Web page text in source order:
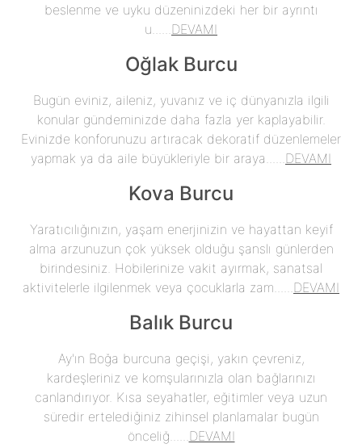
beslenme ve uyku düzeninizdeki her bir ayrıntı
u...... DEVAMI
Oğlak Burcu
Bugün eviniz, aileniz, yuvanız ve iç dünyanızla ilgili
konular gündeminizde daha fazla yer kaplayabilir.
Evinizde konforunuzu artıracak dekoratif düzenlemeler
yapmak ya da aile büyükleriyle bir araya...... DEVAMI
Kova Burcu
Yaratıcılığınızın, yaşam enerjinizin ve hayattan keyif
alma arzunuzun çok yüksek olduğu şanslı günlerden
birindesiniz. Hobilerinize vakit ayırmak, sanatsal
aktivitelerle ilgilenmek veya çocuklarla zam...... DEVAMI
Balık Burcu
Ay'ın Boğa burcuna geçişi, yakın çevreniz,
kardeşleriniz ve komşularınızla olan bağlarınızı
canlandırıyor. Kısa seyahatler, eğitimler veya uzun
süredir ertelediğiniz zihinsel planlamalar bugün
önceliğ...... DEVAMI